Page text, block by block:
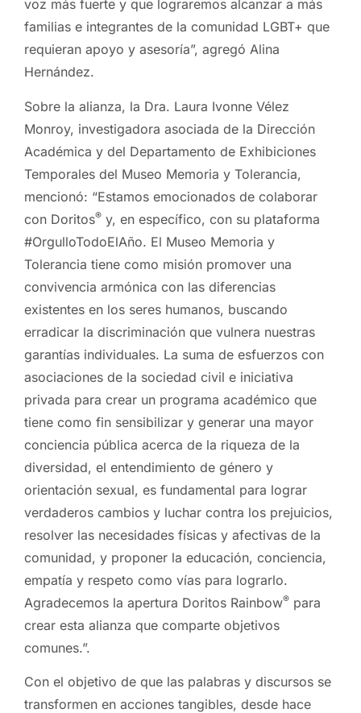
voz más fuerte y que lograremos alcanzar a más
familias e integrantes de la comunidad LGBT+ que
requieran apoyo y asesoría”, agregó Alina
Hernández.
Sobre la alianza, la Dra. Laura Ivonne Vélez
Monroy, investigadora asociada de la Dirección
Académica y del Departamento de Exhibiciones
Temporales del Museo Memoria y Tolerancia,
mencionó: “Estamos emocionados de colaborar
con Doritos® y, en específico, con su plataforma
#OrgulloTodoElAño. El Museo Memoria y
Tolerancia tiene como misión promover una
convivencia armónica con las diferencias
existentes en los seres humanos, buscando
erradicar la discriminación que vulnera nuestras
garantías individuales. La suma de esfuerzos con
asociaciones de la sociedad civil e iniciativa
privada para crear un programa académico que
tiene como fin sensibilizar y generar una mayor
conciencia pública acerca de la riqueza de la
diversidad, el entendimiento de género y
orientación sexual, es fundamental para lograr
verdaderos cambios y luchar contra los prejuicios,
resolver las necesidades físicas y afectivas de la
comunidad, y proponer la educación, conciencia,
empatía y respeto como vías para lograrlo.
Agradecemos la apertura Doritos Rainbow® para
crear esta alianza que comparte objetivos
comunes.”.
Con el objetivo de que las palabras y discursos se
transformen en acciones tangibles, desde hace